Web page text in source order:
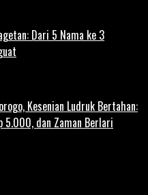
Dari 5 Nama ke 3
Kesenian Ludruk Bertahan:
dan Zaman Berlari